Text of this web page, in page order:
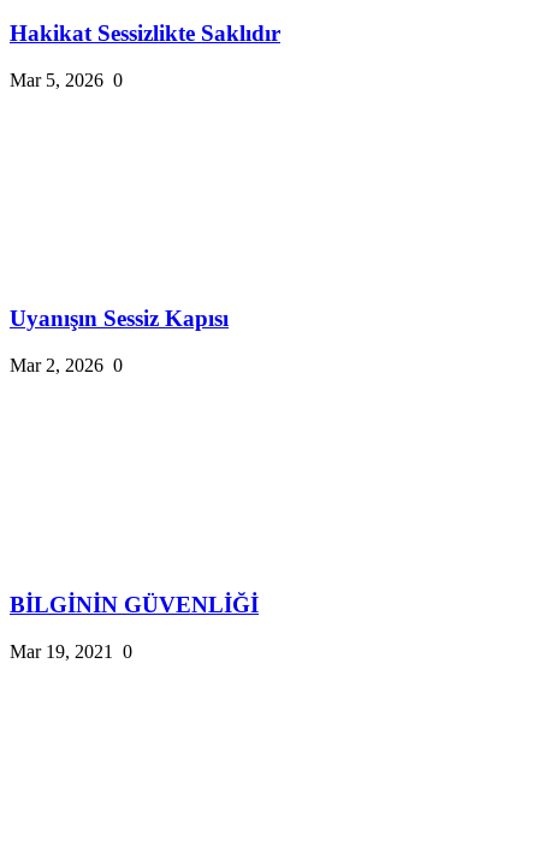
Hakikat Sessizlikte Saklıdır
Mar 5, 2026 0
Uyanışın Sessiz Kapısı
Mar 2, 2026 0
BİLGİNİN GÜVENLİĞİ
Mar 19, 2021 0